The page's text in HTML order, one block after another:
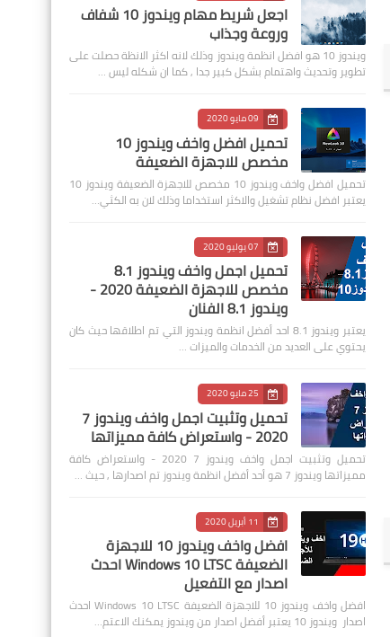
اجعل شريط مهام ويندوز 10 شفاف
وروعة وجذاب
ويندوز 10 هو افضل انظمة ويندوز وذلك لانه اكثر الانظة حصلت على
تطوير وتحديث واهتمام بشكل كبير جدا , كما ان شكله ليس …
09 مايو 2020
تحميل افضل واخف ويندوز 10
مخصص للاجهزة الضعيفة
تحميل افضل واخف ويندوز 10 مخصص للاجهزة الضعيفة ويندوز 10
يعتبر افضل نظام تشغيل والاكثر استخداما وذلك لان به الكثي…
07 يوليو 2020
تحميل اجمل واخف ويندوز 8.1
مخصص للاجهزة الضعيفة 2020 -
ويندوز 8.1 الفنان
يعتبر ويندوز 8.1 احد أفضل انظمة ويندوز التي تم اطلاقها حيث كان
يحتوي على العديد من الخدمات والميزات …
25 مايو 2020
تحميل وتثبيت اجمل واخف ويندوز 7
2020 - واستعراض كافة مميزاتها
تحميل وتثبيت اجمل واخف ويندوز 7 2020 - واستعراض كافة
مميزاتها ويندوز 7 هو أحد أفضل انظمة ويندوز تم اصدارها , حيث …
11 أبريل 2020
افضل واخف ويندوز 10 للاجهزة
الضعيفة Windows 10 LTSC احدث
اصدار مع التفعيل
افضل واخف ويندوز 10 للاجهزة الضعيفة Windows 10 LTSC احدث
اصدار ويندوز 10 يعتبر أفضل اصدار من ويندوز يمكنك الاعتم…